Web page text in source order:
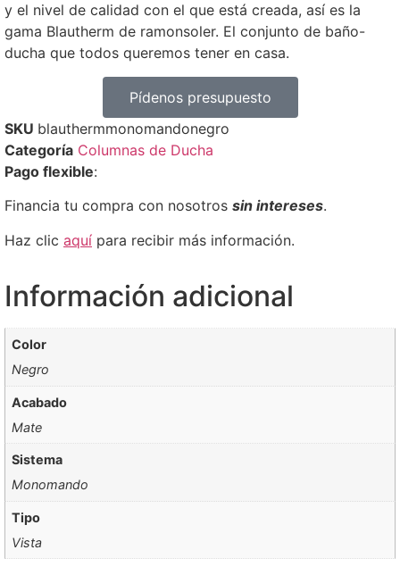
y el nivel de calidad con el que está creada, así es la
gama Blautherm de ramonsoler. El conjunto de baño-
ducha que todos queremos tener en casa.
Pídenos presupuesto
SKU blauthermmonomandonegro
Categoría Columnas de Ducha
Pago flexible:
Financia tu compra con nosotros sin intereses.
Haz clic aquí para recibir más información.
Información adicional
Color
Negro
Acabado
Mate
Sistema
Monomando
Tipo
Vista